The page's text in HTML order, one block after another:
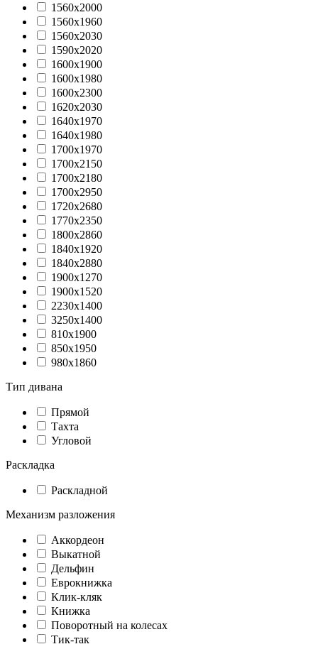
1560x2000
1560х1960
1560х2030
1590х2020
1600х1900
1600х1980
1600х2300
1620х2030
1640х1970
1640х1980
1700х1970
1700х2150
1700х2180
1700х2950
1720х2680
1770x2350
1800х2860
1840х1920
1840х2880
1900х1270
1900х1520
2230x1400
3250x1400
810х1900
850х1950
980х1860
Тип дивана
Прямой
Тахта
Угловой
Раскладка
Раскладной
Механизм разложения
Аккордеон
Выкатной
Дельфин
Еврокнижка
Клик-кляк
Книжка
Поворотный на колесах
Тик-так